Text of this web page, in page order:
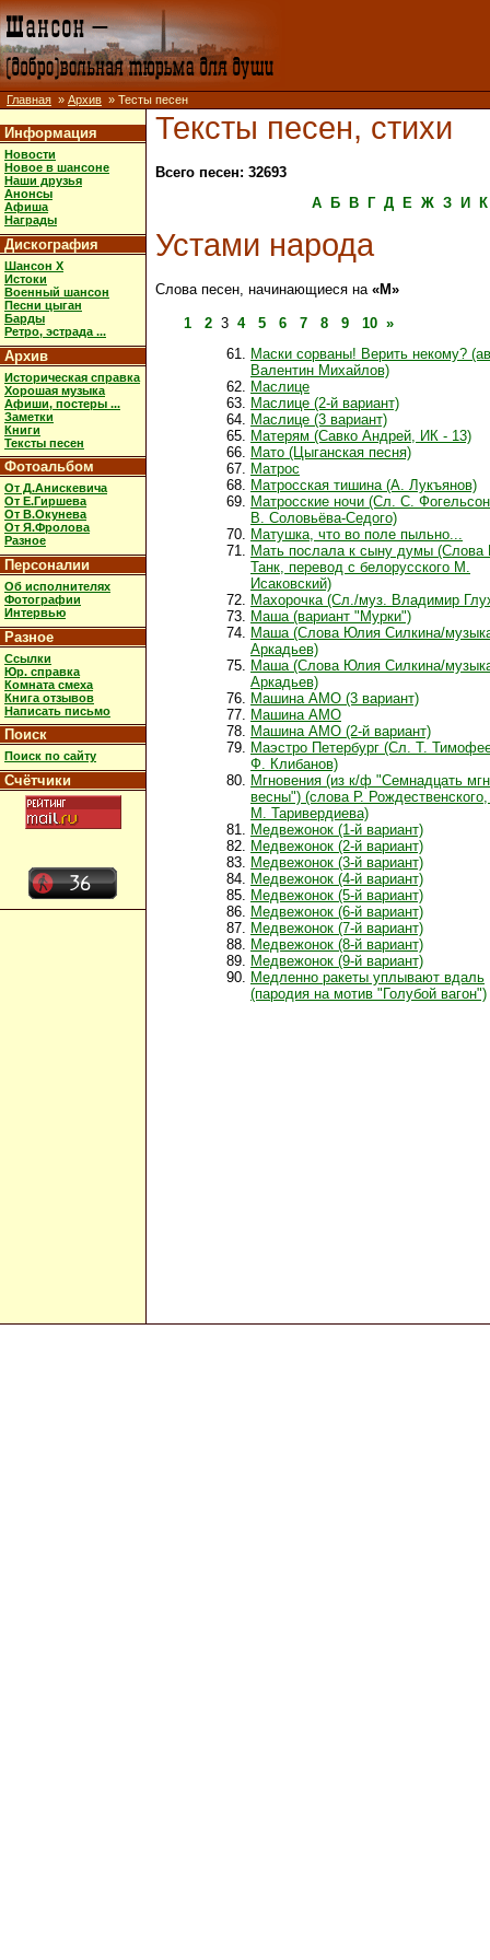
Главная » Архив » Тесты песен
Информация
Новости
Новое в шансоне
Наши друзья
Анонсы
Афиша
Награды
Дискография
Шансон X
Истоки
Военный шансон
Песни цыган
Барды
Ретро, эстрада ...
Архив
Историческая справка
Хорошая музыка
Афиши, постеры ...
Заметки
Книги
Тексты песен
Фотоальбом
От Д.Анискевича
От Е.Гиршева
От В.Окунева
От Я.Фролова
Разное
Персоналии
Об исполнителях
Фотографии
Интервью
Разное
Ссылки
Юр. справка
Комната смеха
Книга отзывов
Написать письмо
Поиск
Поиск по сайту
Счётчики
Тексты песен, стихи
Всего песен: 32693
А
Б В Г Д Е Ж З И К
Устами народа
Слова песен, начинающиеся на «М»
1 2 3 4 5 6 7 8 9 10 »
Маски сорваны! Верить некому?
Валентин Михайлов)
Маслице
Маслице (2-й вариант)
Маслице (3 вариант)
Матерям (Савко Андрей, ИК - 13)
Мато (Цыганская песня)
Матрос
Матросская тишина (А. Лукъянов)
Матросские ночи (Сл. С.
В. Соловьёва-Седого)
Матушка, что во поле пыльно...
Мать послала к сыну думы (Слова
Танк, перевод с белорусского М.
Исаковский)
Махорочка (Сл./муз. Владимир
Маша (вариант "Мурки")
Маша (Слова Юлия Силкина/
Аркадьев)
Маша (Слова Юлия Силкина/
Аркадьев)
Машина АМО (3 вариант)
Машина АМО
Машина АМО (2-й вариант)
Маэстро Петербург (Сл. Т.
Ф. Клибанов)
Мгновения (из к/ф "Семнадцать
весны") (слова Р.
М. Таривердиева)
Медвежонок (1-й вариант)
Медвежонок (2-й вариант)
Медвежонок (3-й вариант)
Медвежонок (4-й вариант)
Медвежонок (5-й вариант)
Медвежонок (6-й вариант)
Медвежонок (7-й вариант)
Медвежонок (8-й вариант)
Медвежонок (9-й вариант)
Медленно ракеты уплывают вдаль
(пародия на мотив "Голубой вагон")